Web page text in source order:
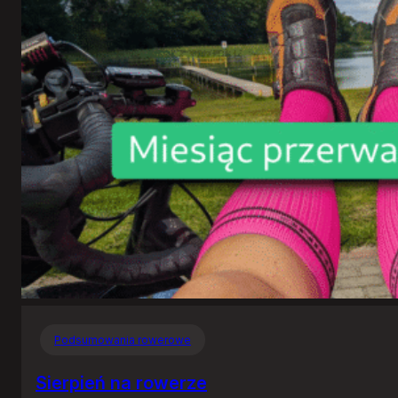
Podsumowania rowerowe
Sierpień na rowerze